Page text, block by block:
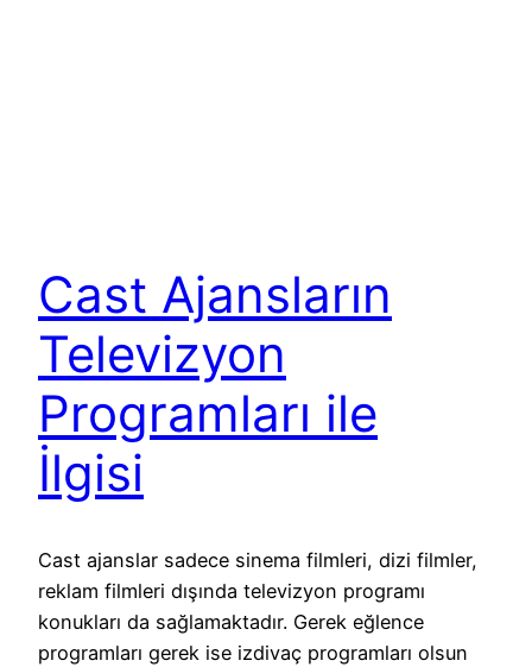
Cast Ajansların
Televizyon
Programları ile
İlgisi
Cast ajanslar sadece sinema filmleri, dizi filmler,
reklam filmleri dışında televizyon programı
konukları da sağlamaktadır. Gerek eğlence
programları gerek ise izdivaç programları olsun